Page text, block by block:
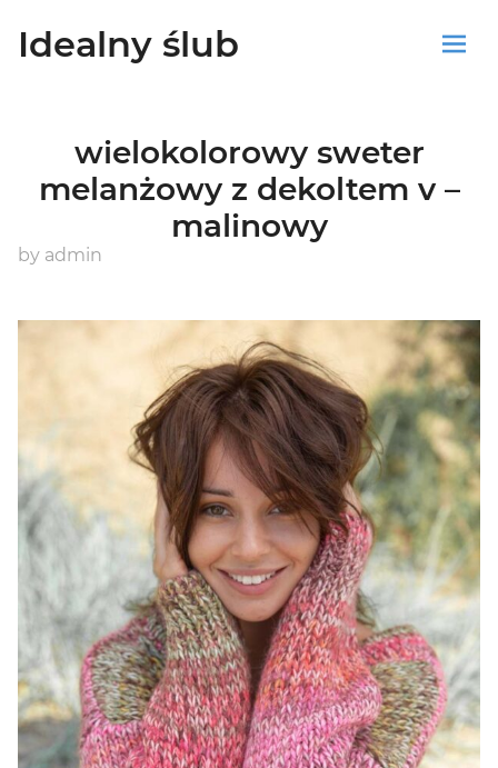
Idealny ślub
wielokolorowy sweter
melanżowy z dekoltem v –
malinowy
by admin